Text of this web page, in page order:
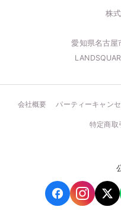
株
愛知県名古
会社概要 パーティーキャン
特定商取